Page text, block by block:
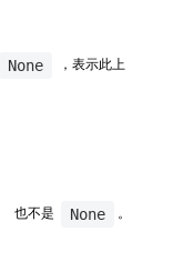
None
，表示此上
也不是 None 。